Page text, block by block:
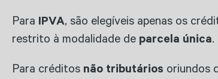
Para IPVA, são elegíveis apenas os
restrito à modalidade de parcela única.
Para créditos não tributários oriundos